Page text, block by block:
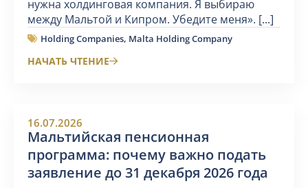
нужна холдинговая компания. Я выбираю
между Мальтой и Кипром. Убедите меня». [...]
Holding Companies, Malta Holding Company
НАЧАТЬ ЧТЕНИЕ
16.07.2026
Мальтийская пенсионная
программа: почему важно подать
заявление до 31 декабря 2026 года